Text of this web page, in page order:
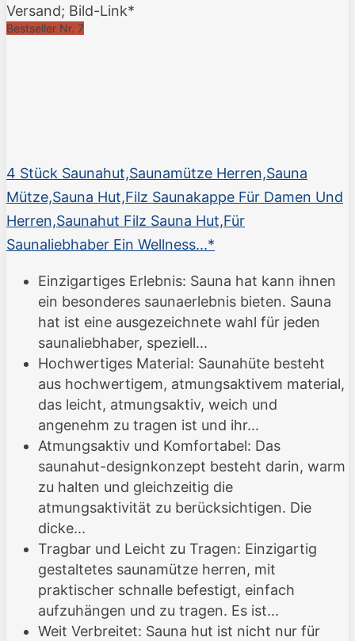
Versand; Bild-Link*
Bestseller Nr. 7
4 Stück Saunahut,Saunamütze Herren,Sauna
Mütze,Sauna Hut,Filz Saunakappe Für Damen Und
Herren,Saunahut Filz Sauna Hut,Für
Saunaliebhaber Ein Wellness...*
Einzigartiges Erlebnis: Sauna hat kann ihnen
ein besonderes saunaerlebnis bieten. Sauna
hat ist eine ausgezeichnete wahl für jeden
saunaliebhaber, speziell...
Hochwertiges Material: Saunahüte besteht
aus hochwertigem, atmungsaktivem material,
das leicht, atmungsaktiv, weich und
angenehm zu tragen ist und ihr...
Atmungsaktiv und Komfortabel: Das
saunahut-designkonzept besteht darin, warm
zu halten und gleichzeitig die
atmungsaktivität zu berücksichtigen. Die
dicke...
Tragbar und Leicht zu Tragen: Einzigartig
gestaltetes saunamütze herren, mit
praktischer schnalle befestigt, einfach
aufzuhängen und zu tragen. Es ist...
Weit Verbreitet: Sauna hut ist nicht nur für